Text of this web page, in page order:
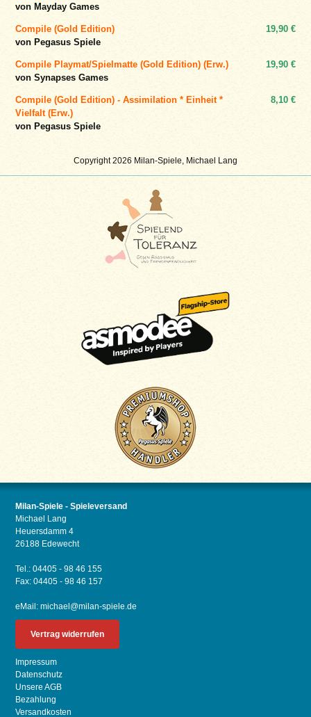
Copyright 2026 Milan-Spiele, Michael Lang
von Mayday Games
Compile (Gold Edition)
von Pegasus Spiele
19,90 €
Compile Playmat/Spielmatte (Gold Edition) (Erw.)
von Synapses Games
19,90 €
Compile (Gold Edition) - Assimilation * Einheit *
Vielfalt (Erw.)
von Pegasus Spiele
8,10 €
Milan-Spiele - Spieleversand
Michael Lang
Heuersdamm 4
26188 Edewecht
Tel.: 04405 - 98 46 155
Fax: 04405 - 98 46 157
eMail:michael@milan-spiele.de
Vertrag widerrufen
Impressum
Datenschutz
Unsere AGB
Bezahlung
Versandkosten